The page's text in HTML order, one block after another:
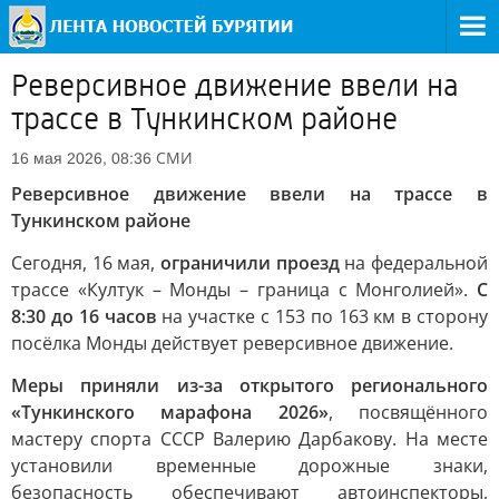
Реверсивное движение ввели на
трассе в Тункинском районе
16 мая 2026, 08:36 СМИ
Реверсивное движение ввели на трассе в
Тункинском районе
Сегодня, 16 мая, ограничили проездна федеральной
трассе «Култук – Монды – граница с Монголией». С
8:30 до 16 часов на участке с 153 по 163 км в сторону
посёлка Монды действует реверсивное движение.
Меры приняли из-за открытого регионального
«Тункинского марафона 2026», посвящённого
мастеру спорта СССР Валерию Дарбакову. На месте
установили временные дорожные знаки,
безопасность обеспечивают автоинспекторы,